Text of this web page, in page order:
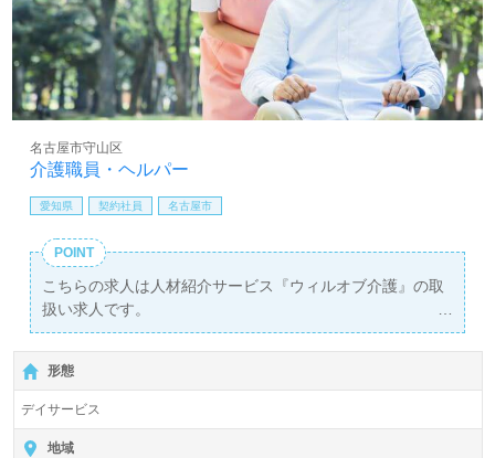
介護職員・ヘルパー
名古屋市守山区
愛知県 契約社員 名古屋市
POINT
こちらの求人は人材紹介サービス『ウィルオブ介護』の取
扱い求人です。
詳細に関してお気軽にご相談ください♪
【無料】で皆さんの転職活動をサポートいたします。
形態
デイサービス
地域